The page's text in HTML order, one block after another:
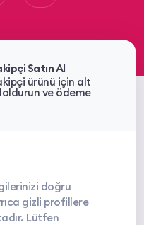
Satın Al
ürünü için alt
ve ödeme
doğru
gizli profillere
Lütfen